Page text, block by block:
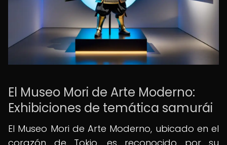
El Museo Mori de Arte Moderno:
Exhibiciones de temática samurái
El Museo Mori de Arte Moderno, ubicado en el